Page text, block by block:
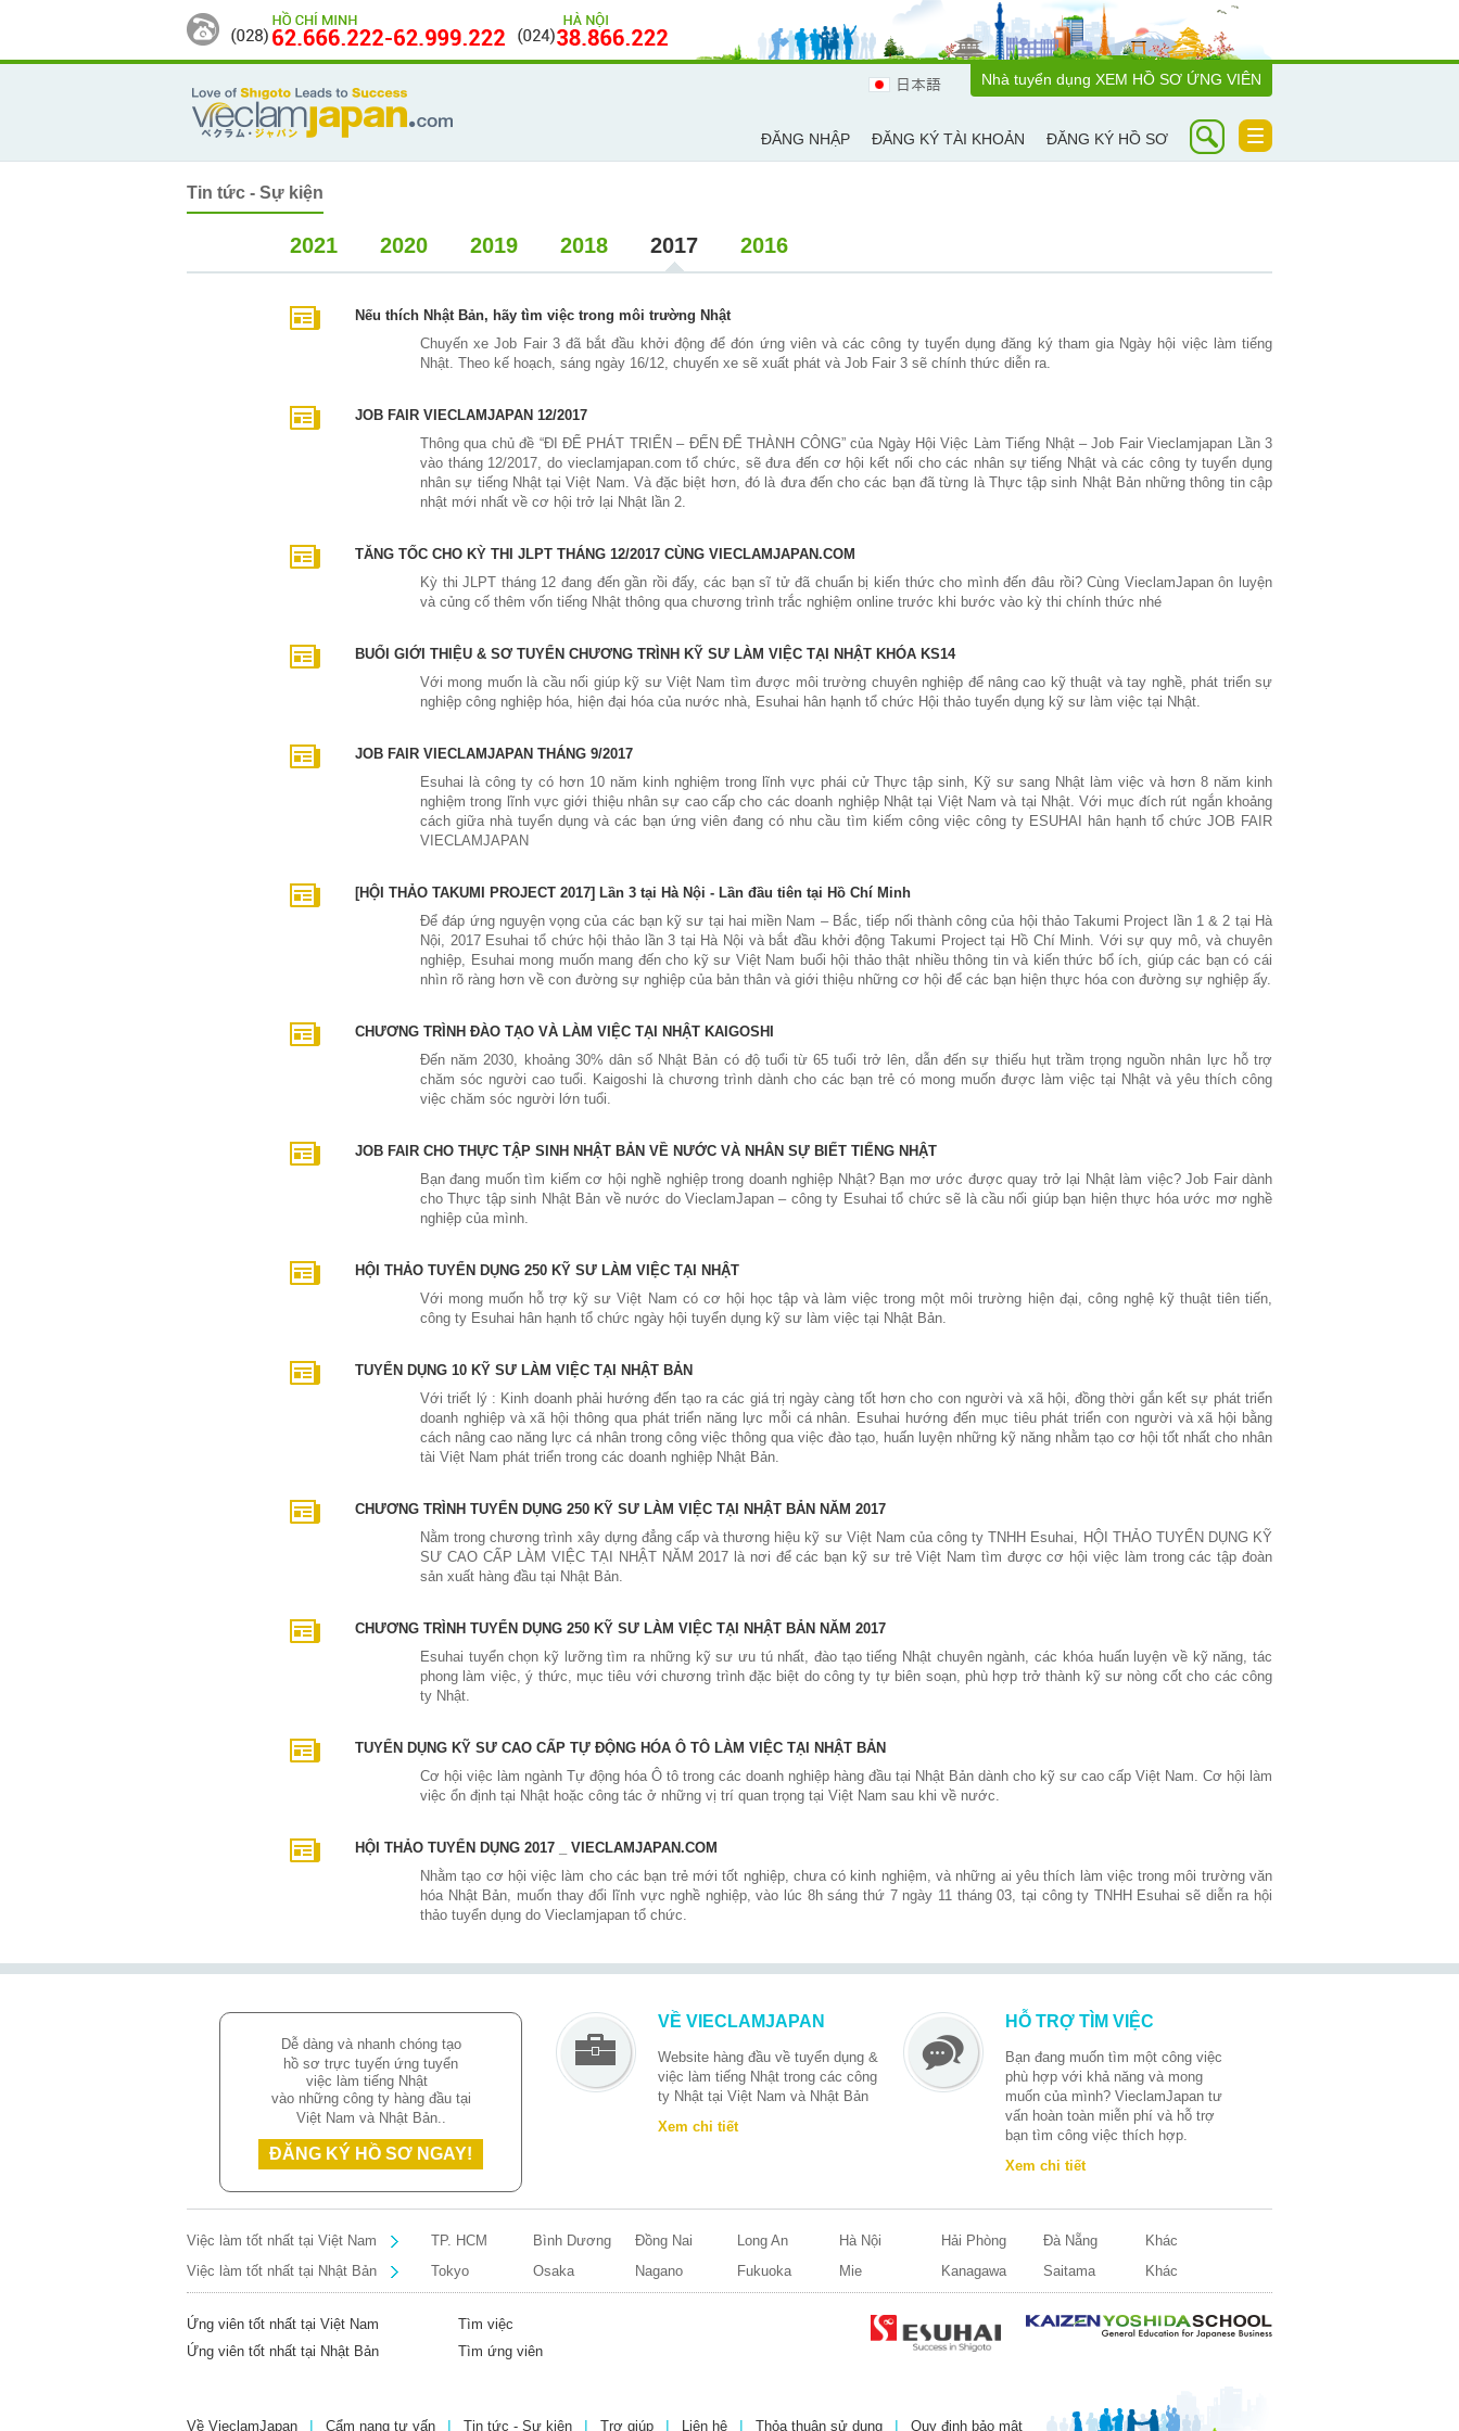
日本語 Nhà tuyển dụng XEM HỒ SƠ ỨNG VIÊN
ĐĂNG NHẬP ĐĂNG KÝ TÀI KHOẢN ĐĂNG KÝ HỒ SƠ
Toggle
navigation
Tin tức - Sự kiện
2021 2020 2019 2018 2017 2016
Nếu thích Nhật Bản, hãy tìm việc trong môi trường Nhật
Chuyến xe Job Fair 3 đã bắt đầu khởi động để đón ứng viên và các công ty tuyển dụng đăng ký tham gia Ngày hội việc làm tiếng
Nhật. Theo kế hoạch, sáng ngày 16/12, chuyến xe sẽ xuất phát và Job Fair 3 sẽ chính thức diễn ra.
JOB FAIR VIECLAMJAPAN 12/2017
Thông qua chủ đề “ĐI ĐỂ PHÁT TRIỂN – ĐẾN ĐỂ THÀNH CÔNG” của Ngày Hội Việc Làm Tiếng Nhật – Job Fair Vieclamjapan Lần 3
vào tháng 12/2017, do vieclamjapan.com tổ chức, sẽ đưa đến cơ hội kết nối cho các nhân sự tiếng Nhật và các công ty tuyển dụng
nhân sự tiếng Nhật tại Việt Nam. Và đặc biệt hơn, đó là đưa đến cho các bạn đã từng là Thực tập sinh Nhật Bản những thông tin cập
nhật mới nhất về cơ hội trở lại Nhật lần 2.
TĂNG TỐC CHO KỲ THI JLPT THÁNG 12/2017 CÙNG VIECLAMJAPAN.COM
Kỳ thi JLPT tháng 12 đang đến gần rồi đấy, các bạn sĩ tử đã chuẩn bị kiến thức cho mình đến đâu rồi? Cùng VieclamJapan ôn luyện
và củng cố thêm vốn tiếng Nhật thông qua chương trình trắc nghiệm online trước khi bước vào kỳ thi chính thức nhé
BUỔI GIỚI THIỆU & SƠ TUYỂN CHƯƠNG TRÌNH KỸ SƯ LÀM VIỆC TẠI NHẬT KHÓA KS14
Với mong muốn là cầu nối giúp kỹ sư Việt Nam tìm được môi trường chuyên nghiệp để nâng cao kỹ thuật và tay nghề, phát triển sự
nghiệp công nghiệp hóa, hiện đại hóa của nước nhà, Esuhai hân hạnh tổ chức Hội thảo tuyển dụng kỹ sư làm việc tại Nhật.
JOB FAIR VIECLAMJAPAN THÁNG 9/2017
Esuhai là công ty có hơn 10 năm kinh nghiệm trong lĩnh vực phái cử Thực tập sinh, Kỹ sư sang Nhật làm việc và hơn 8 năm kinh
nghiệm trong lĩnh vực giới thiệu nhân sự cao cấp cho các doanh nghiệp Nhật tại Việt Nam và tại Nhật. Với mục đích rút ngắn khoảng
cách giữa nhà tuyển dụng và các bạn ứng viên đang có nhu cầu tìm kiếm công việc công ty ESUHAI hân hạnh tổ chức JOB FAIR
VIECLAMJAPAN
[HỘI THẢO TAKUMI PROJECT 2017] Lần 3 tại Hà Nội - Lần đầu tiên tại Hồ Chí Minh
Để đáp ứng nguyện vọng của các bạn kỹ sư tại hai miền Nam – Bắc, tiếp nối thành công của hội thảo Takumi Project lần 1 & 2 tại Hà
Nội, 2017 Esuhai tổ chức hội thảo lần 3 tại Hà Nội và bắt đầu khởi động Takumi Project tại Hồ Chí Minh. Với sự quy mô, và chuyên
nghiệp, Esuhai mong muốn mang đến cho kỹ sư Việt Nam buổi hội thảo thật nhiều thông tin và kiến thức bổ ích, giúp các bạn có cái
nhìn rõ ràng hơn về con đường sự nghiệp của bản thân và giới thiệu những cơ hội để các bạn hiện thực hóa con đường sự nghiệp ấy.
CHƯƠNG TRÌNH ĐÀO TẠO VÀ LÀM VIỆC TẠI NHẬT KAIGOSHI
Đến năm 2030, khoảng 30% dân số Nhật Bản có độ tuổi từ 65 tuổi trở lên, dẫn đến sự thiếu hụt trầm trọng nguồn nhân lực hỗ trợ
chăm sóc người cao tuổi. Kaigoshi là chương trình dành cho các bạn trẻ có mong muốn được làm việc tại Nhật và yêu thích công
việc chăm sóc người lớn tuổi.
JOB FAIR CHO THỰC TẬP SINH NHẬT BẢN VỀ NƯỚC VÀ NHÂN SỰ BIẾT TIẾNG NHẬT
Bạn đang muốn tìm kiếm cơ hội nghề nghiệp trong doanh nghiệp Nhật? Bạn mơ ước được quay trở lại Nhật làm việc? Job Fair dành
cho Thực tập sinh Nhật Bản về nước do VieclamJapan – công ty Esuhai tổ chức sẽ là cầu nối giúp bạn hiện thực hóa ước mơ nghề
nghiệp của mình.
HỘI THẢO TUYỂN DỤNG 250 KỸ SƯ LÀM VIỆC TẠI NHẬT
Với mong muốn hỗ trợ kỹ sư Việt Nam có cơ hội học tập và làm việc trong một môi trường hiện đại, công nghệ kỹ thuật tiên tiến,
công ty Esuhai hân hạnh tổ chức ngày hội tuyển dụng kỹ sư làm việc tại Nhật Bản.
TUYỂN DỤNG 10 KỸ SƯ LÀM VIỆC TẠI NHẬT BẢN
Với triết lý : Kinh doanh phải hướng đến tạo ra các giá trị ngày càng tốt hơn cho con người và xã hội, đồng thời gắn kết sự phát triển
doanh nghiệp và xã hội thông qua phát triển năng lực mỗi cá nhân. Esuhai hướng đến mục tiêu phát triển con người và xã hội bằng
cách nâng cao năng lực cá nhân trong công việc thông qua việc đào tạo, huấn luyện những kỹ năng nhằm tạo cơ hội tốt nhất cho nhân
tài Việt Nam phát triển trong các doanh nghiệp Nhật Bản.
CHƯƠNG TRÌNH TUYỂN DỤNG 250 KỸ SƯ LÀM VIỆC TẠI NHẬT BẢN NĂM 2017
Nằm trong chương trình xây dựng đẳng cấp và thương hiệu kỹ sư Việt Nam của công ty TNHH Esuhai, HỘI THẢO TUYỂN DỤNG KỸ
SƯ CAO CẤP LÀM VIỆC TẠI NHẬT NĂM 2017 là nơi để các bạn kỹ sư trẻ Việt Nam tìm được cơ hội việc làm trong các tập đoàn
sản xuất hàng đầu tại Nhật Bản.
CHƯƠNG TRÌNH TUYỂN DỤNG 250 KỸ SƯ LÀM VIỆC TẠI NHẬT BẢN NĂM 2017
Esuhai tuyển chọn kỹ lưỡng tìm ra những kỹ sư ưu tú nhất, đào tạo tiếng Nhật chuyên ngành, các khóa huấn luyện về kỹ năng, tác
phong làm việc, ý thức, mục tiêu với chương trình đặc biệt do công ty tự biên soạn, phù hợp trở thành kỹ sư nòng cốt cho các công
ty Nhật.
TUYỂN DỤNG KỸ SƯ CAO CẤP TỰ ĐỘNG HÓA Ô TÔ LÀM VIỆC TẠI NHẬT BẢN
Cơ hội việc làm ngành Tự động hóa Ô tô trong các doanh nghiệp hàng đầu tại Nhật Bản dành cho kỹ sư cao cấp Việt Nam. Cơ hội làm
việc ổn định tại Nhật hoặc công tác ở những vị trí quan trọng tại Việt Nam sau khi về nước.
HỘI THẢO TUYỂN DỤNG 2017 _ VIECLAMJAPAN.COM
Nhằm tạo cơ hội việc làm cho các bạn trẻ mới tốt nghiệp, chưa có kinh nghiệm, và những ai yêu thích làm việc trong môi trường văn
hóa Nhật Bản, muốn thay đổi lĩnh vực nghề nghiệp, vào lúc 8h sáng thứ 7 ngày 11 tháng 03, tại công ty TNHH Esuhai sẽ diễn ra hội
thảo tuyển dụng do Vieclamjapan tổ chức.
Dễ dàng và nhanh chóng tạo
hồ sơ trực tuyến ứng tuyển
việc làm tiếng Nhật
vào những công ty hàng đầu tại
Việt Nam và Nhật Bản..
ĐĂNG KÝ HỒ SƠ NGAY!
VỀ VIECLAMJAPAN
Website hàng đầu về tuyển dụng &
việc làm tiếng Nhật trong các công
ty Nhật tại Việt Nam và Nhật Bản
Xem chi tiết
HỖ TRỢ TÌM VIỆC
Bạn đang muốn tìm một công việc
phù hợp với khả năng và mong
muốn của mình? VieclamJapan tư
vấn hoàn toàn miễn phí và hỗ trợ
bạn tìm công việc thích hợp.
Xem chi tiết
Việc làm tốt nhất tại Việt Nam TP. HCM Bình Dương Đồng Nai Long An Hà Nội Hải Phòng Đà Nẵng
Khác
Việc làm tốt nhất tại Nhật Bản
Tokyo Osaka Nagano Fukuoka Mie Kanagawa Saitama Khác
Ứng viên tốt nhất tại Việt Nam
Tìm việc
Ứng viên tốt nhất tại Nhật Bản
Tìm ứng viên
Về VieclamJapan Cẩm nang tư vấn Tin tức - Sự kiện Trợ giúp Liên hệ Thỏa thuận sử dụng Quy định bảo mật